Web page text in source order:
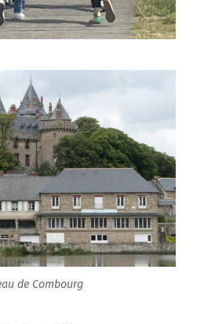
de Combourg